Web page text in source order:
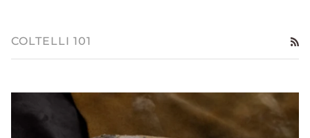
COLTELLI 101